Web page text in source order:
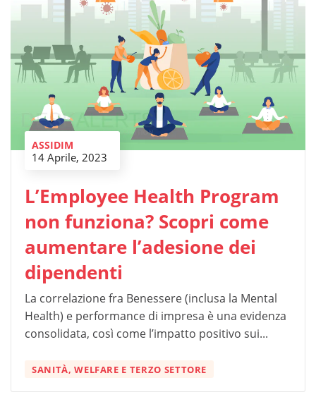
ASSIDIM
14 Aprile, 2023
L’Employee Health Program
non funziona? Scopri come
aumentare l’adesione dei
dipendenti
La correlazione fra Benessere (inclusa la Mental
Health) e performance di impresa è una evidenza
consolidata, così come l’impatto positivo sui...
SANITÀ, WELFARE E TERZO SETTORE